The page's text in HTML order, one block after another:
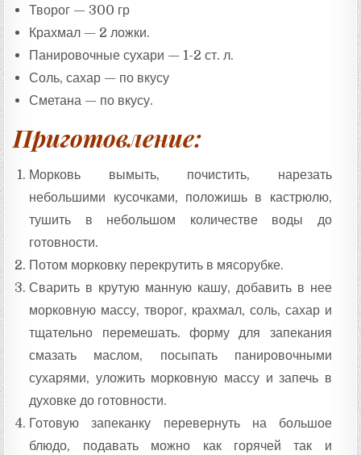
Творог — 300 гр
Крахмал — 2 ложки.
Панировочные сухари — 1-2 ст. л.
Соль, сахар — по вкусу
Сметана — по вкусу.
Приготовление:
Морковь вымыть, почистить, нарезать
небольшими кусочками, положишь в кастрюлю,
тушить в небольшом количестве воды до
готовности.
Потом морковку перекрутить в мясорубке.
Сварить в крутую манную кашу, добавить в нее
морковную массу, творог, крахмал, соль, сахар и
тщательно перемешать. форму для запекания
смазать маслом, посыпать панировочными
сухарями, уложить морковную массу и запечь в
духовке до готовности.
Готовую запеканку перевернуть на большое
блюдо, подавать можно как горячей так и